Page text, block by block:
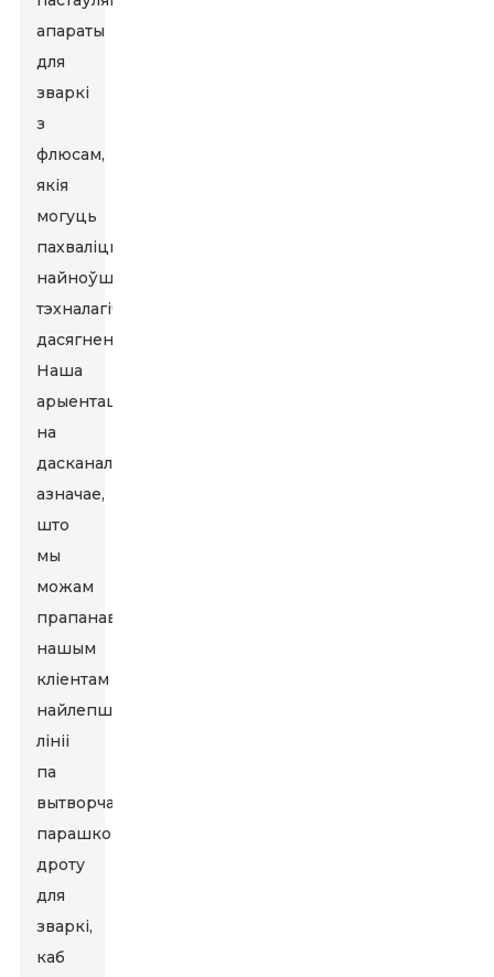
апараты
для
зваркі
з
флюсам,
якія
могуць
пахваліцца
найноўшымі
тэхналагічнымі
дасягненнямі.
Наша
арыентацыя
на
дасканаласць
азначае,
што
мы
можам
прапанаваць
нашым
кліентам
найлепшыя
лініі
па
вытворчасці
парашковага
дроту
для
зваркі,
каб